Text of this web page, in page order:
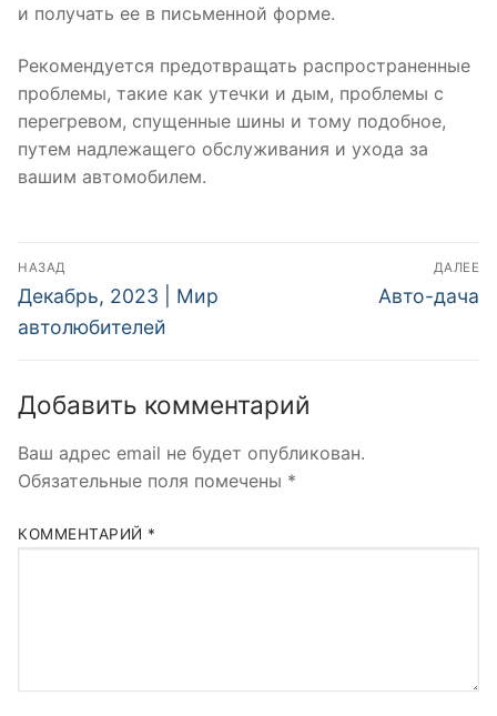
и получать ее в письменной форме.
Рекомендуется предотвращать распространенные
проблемы, такие как утечки и дым, проблемы с
перегревом, спущенные шины и тому подобное,
путем надлежащего обслуживания и ухода за
вашим автомобилем.
Навигация
по
записям
НАЗАД
Предыдущая
запись:
Декабрь, 2023 | Мир
автолюбителей
ДАЛЕЕ
Следующая
Авто-дача
Добавить комментарий
Ваш адрес email не будет опубликован.
Обязательные поля помечены *
КОММЕНТАРИЙ *